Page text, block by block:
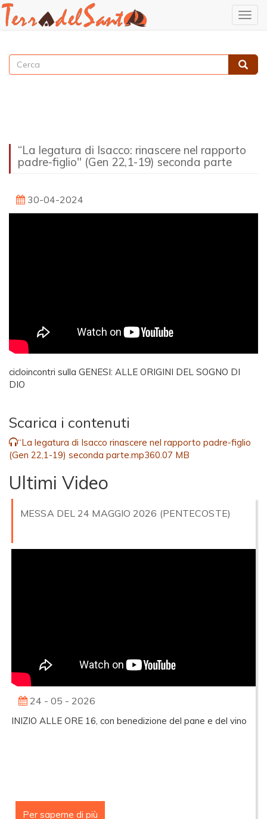
contenuto
principale
Cerca Cerca
“La legatura di Isacco: rinascere nel rapporto
padre-figlio" (Gen 22,1-19) seconda parte
30-04-2024
cicloincontri sulla GENESI: ALLE ORIGINI DEL SOGNO DI
DIO
Scarica i contenuti
“La legatura di Isacco rinascere nel rapporto padre-figlio
(Gen 22,1-19) seconda parte.mp360.07 MB
Ultimi Video
MESSA DEL 24 MAGGIO 2026 (PENTECOSTE)
24 - 05 - 2026
INIZIO ALLE ORE 16, con benedizione del pane e del vino
Per saperne di più